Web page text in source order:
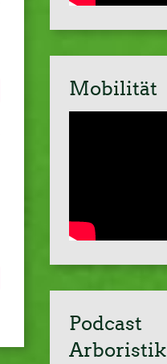
Mobilität
Podcast
Arboristik